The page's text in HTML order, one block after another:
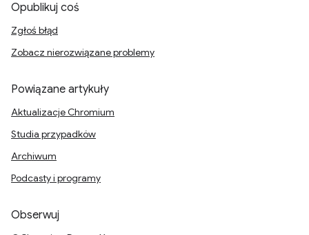
Opublikuj coś
Zgłoś błąd
Zobacz nierozwiązane problemy
Powiązane artykuły
Aktualizacje Chromium
Studia przypadków
Archiwum
Podcasty i programy
Obserwuj